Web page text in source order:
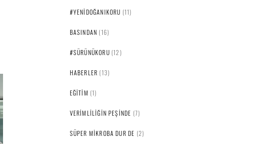
#YENIDOĞANIKORU (11)
BASINDAN (16)
#SÜRÜNÜKORU (12)
HABERLER (13)
EĞITIM (1)
VERIMLILIĞIN PEŞINDE (7)
SÜPER MIKROBA DUR DE (2)